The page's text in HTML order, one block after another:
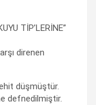
TİP’LERİNE”
direnen
düşmüştür.
defnedilmiştir.